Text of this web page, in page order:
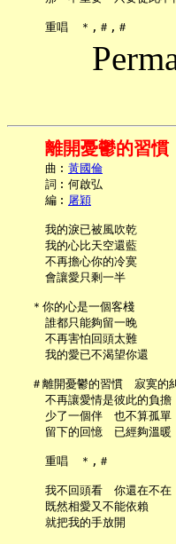
離開憂鬱的習
     曲︰
黃國倫
     詞︰何啟弘
     編︰
屠穎
     我的淚已被風吹乾
     我的心比天空還藍
     不再擔心你的冷寞
     會讓愛只剩一半
   ＊你的心是一個客棧
     誰都只能夠留一晚
     不再害怕回頭太難
     我的愛已不渴望你還
＃離開憂鬱的習慣　寂寞的
     不再讓愛情是彼此的負擔
     少了一個伴　也不算孤單
留下的回憶　已經夠溫
     重唱　＊,＃
     我不回頭看　你還在不在
     既然相愛又不能依賴
     就把我的手放開